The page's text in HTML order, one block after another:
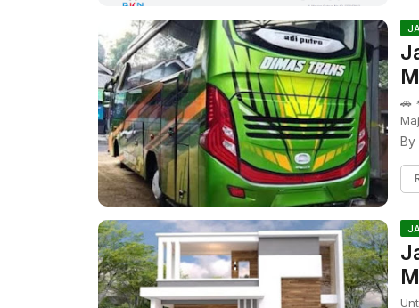
🚗
By